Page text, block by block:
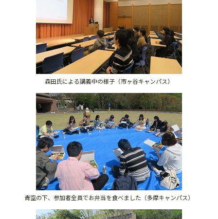
森田氏による講義中の様子（市ヶ谷キャンパス）
青空の下、参加者全員でお弁当を食べました（多摩キャンパス）